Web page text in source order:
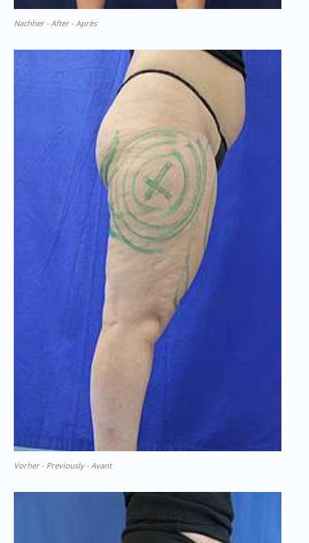
Nachher - After - Après
Vorher - Previously - Avant